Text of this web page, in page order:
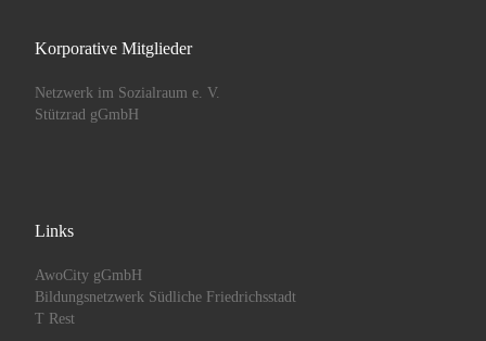
Korporative Mitglieder
Netzwerk im Sozialraum e. V.
Stützrad gGmbH
Links
AwoCity gGmbH
Bildungsnetzwerk Südliche Friedrichsstadt
T Rest